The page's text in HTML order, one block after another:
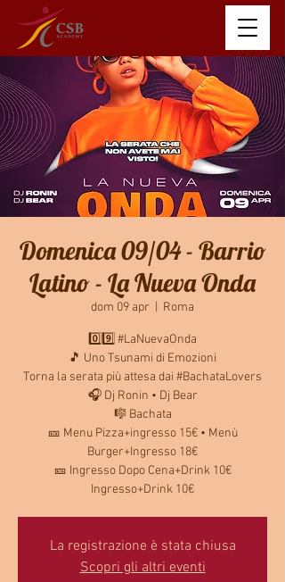
Domenica 09/04 - Barrio
Latino - La Nueva Onda
dom 09 apr Roma
0️⃣9️⃣ #LaNuevaOnda
🎵 Uno Tsunami di Emozioni
Torna la serata più attesa dai #BachataLovers
🎧 Dj Ronin • Dj Bear
🎼 Bachata
🎫 Menu Pizza+ingresso 15€ • Menù
Burger+Ingresso 18€
🎫 Ingresso Dopo Cena+Drink 10€
Ingresso+Drink 10€
La registrazione è stata chiusa
Scopri gli altri eventi